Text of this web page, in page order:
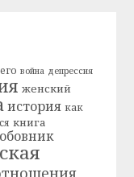
война депрессия
женский
история как
книга